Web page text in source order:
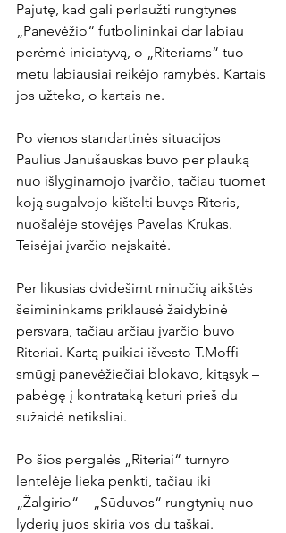
Pajutę, kad gali perlaužti rungtynes
„Panevėžio“ futbolininkai dar labiau
perėmė iniciatyvą, o „Riteriams“ tuo
metu labiausiai reikėjo ramybės. Kartais
jos užteko, o kartais ne.
Po vienos standartinės situacijos
Paulius Janušauskas buvo per plauką
nuo išlyginamojo įvarčio, tačiau tuomet
koją sugalvojo kištelti buvęs Riteris,
nuošalėje stovėjęs Pavelas Krukas.
Teisėjai įvarčio neįskaitė.
Per likusias dvidešimt minučių aikštės
šeimininkams priklausė žaidybinė
persvara, tačiau arčiau įvarčio buvo
Riteriai. Kartą puikiai išvesto T.Moffi
smūgį panevėžiečiai blokavo, kitąsyk –
pabėgę į kontrataką keturi prieš du
sužaidė netiksliai.
Po šios pergalės „Riteriai“ turnyro
lentelėje lieka penkti, tačiau iki
„Žalgirio“ – „Sūduvos“ rungtynių nuo
lyderių juos skiria vos du taškai.